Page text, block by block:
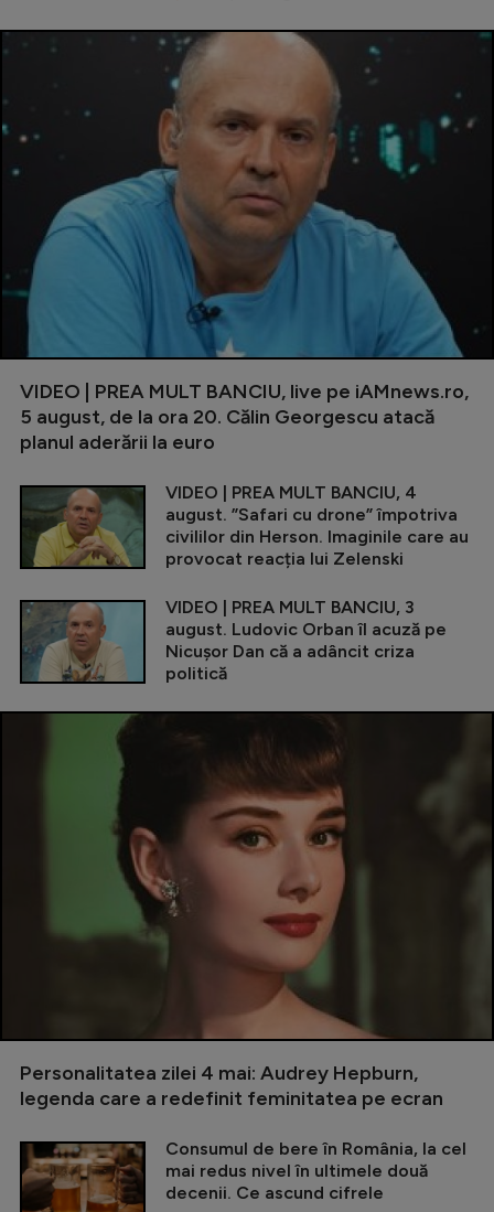
VIDEO | PREA MULT BANCIU, live pe iAMnews.ro,
5 august, de la ora 20. Călin Georgescu atacă
planul aderării la euro
VIDEO | PREA MULT BANCIU, 4
august. ”Safari cu drone” împotriva
civililor din Herson. Imaginile care au
provocat reacția lui Zelenski
VIDEO | PREA MULT BANCIU, 3
august. Ludovic Orban îl acuză pe
Nicușor Dan că a adâncit criza
politică
Personalitatea zilei 4 mai: Audrey Hepburn,
legenda care a redefinit feminitatea pe ecran
Consumul de bere în România, la cel
mai redus nivel în ultimele două
decenii. Ce ascund cifrele